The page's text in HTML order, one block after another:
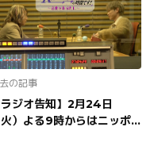
の記事
ラジオ告知】2月24日
火）よる9時からはニッポ